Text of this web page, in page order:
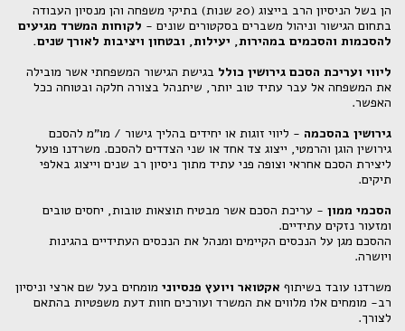
הן בשל הניסיון הרב בייצוג (20 שנות) בתיקי משפחה והן מנסיון העבודה
בתחום הגישור וניהול משברים בסקטורים שונים - לקוחות המשרד מגיעים
להסכמות והסכמים במהירות, יעילות, ובטחון ויציבות לאורך שנים.
ליווי ועריכת הסכם גירושין כולל בגישת הגישור המשפחתי אשר מובילה
את המשפחה אל עבר עתיד טוב יותר, שיתנהל בצורה חלקה ובטוחה ככל
האפשר.
גירושין בהסכמה - ליווי זוגות או יחידים בהליך גישור / מו"מ להסכם
גירושין הוגן והרמטי, ייצוג צד אחד או שני הצדדים להסכם. משרדנו פועל
ליצירת הסכם אחראי וצופה פני עתיד מתוך ניסיון רב שנים וייצוג באלפי
תיקים.
הסכמי ממון - עריכת הסכם אשר מבטיח תוצאות טובות, יחסים טובים
ומזעור נזקים עתידיים.
ההסכם מגן על הנכסים הקיימים ומנהל את הנכסים העתידיים בהגינות
ויושרה.
משרדנו עובד בשיתוף אקטואר ויועץ פנסיוני מומחים בעל שם ארצי וניסיון
רב- מומחים אלו מלווים את המשרד ועורכים חוות דעת משפטיות בהתאם
לצורך.